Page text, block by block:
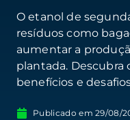
O etanol de
resíduos como
aumentar a
plantada. Descubra
benefícios e
Publicado em 29/08/